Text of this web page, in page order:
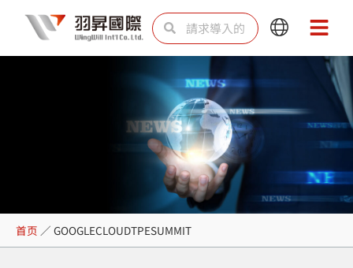
内
SearchSearch
Main
Menu
Main
Menu
首页 ／ GOOGLECLOUDTPESUMMIT